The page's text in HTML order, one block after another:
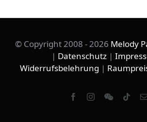
© Copyright 2008 -2026 Melody
| Datenschutz |
Widerrufsbelehrung |
FacebookInstagram
WeChat